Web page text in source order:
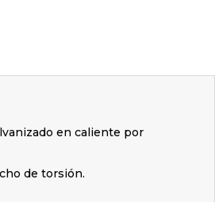
en caliente por
de torsión.